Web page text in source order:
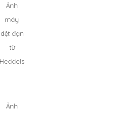
Ảnh
máy
dệt đạn
từ
Heddels
Ảnh